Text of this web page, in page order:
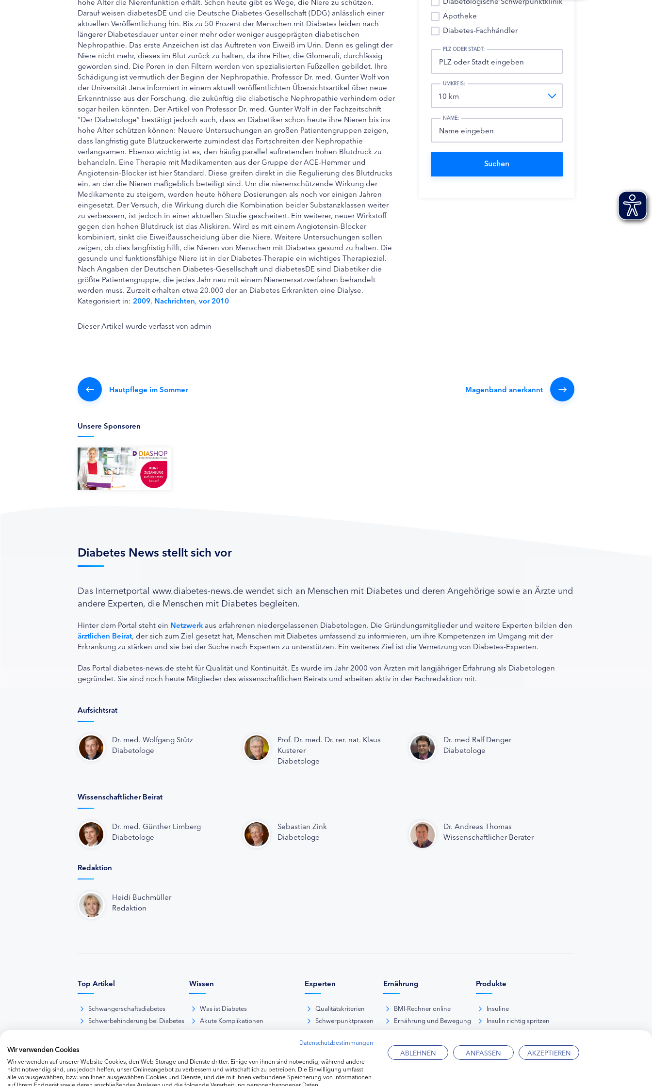
Darauf weisen diabetesDE und die Deutsche Diabetes-Gesellschaft (DDG) anlässlich einer
aktuellen Veröffentlichung hin. Bis zu 50 Prozent der Menschen mit Diabetes leiden nach
längerer Diabetesdauer unter einer mehr oder weniger ausgeprägten diabetischen
Nephropathie. Das erste Anzeichen ist das Auftreten von Eiweiß im Urin. Denn es gelingt der
Niere nicht mehr, dieses im Blut zurück zu halten, da ihre Filter, die Glomeruli, durchlässig
geworden sind. Die Poren in den Filtern werden von spezialisierten Fußzellen gebildet. Ihre
Schädigung ist vermutlich der Beginn der Nephropathie. Professor Dr. med. Gunter Wolf von
der Universität Jena informiert in einem aktuell veröffentlichten Übersichtsartikel über neue
Erkenntnisse aus der Forschung, die zukünftig die diabetische Nephropathie verhindern oder
sogar heilen könnten. Der Artikel von Professor Dr. med. Gunter Wolf in der Fachzeitschrift
“Der Diabetologe” bestätigt jedoch auch, dass an Diabetiker schon heute ihre Nieren bis ins
hohe Alter schützen können: Neuere Untersuchungen an großen Patientengruppen zeigen,
dass langfristig gute Blutzuckerwerte zumindest das Fortschreiten der Nephropathie
verlangsamen. Ebenso wichtig ist es, den häufig parallel auftretenden hohen Blutdruck zu
behandeln. Eine Therapie mit Medikamenten aus der Gruppe der ACE-Hemmer und
Angiotensin-Blocker ist hier Standard. Diese greifen direkt in die Regulierung des Blutdrucks
ein, an der die Nieren maßgeblich beteiligt sind. Um die nierenschützende Wirkung der
Medikamente zu steigern, werden heute höhere Dosierungen als noch vor einigen Jahren
eingesetzt. Der Versuch, die Wirkung durch die Kombination beider Substanzklassen weiter
zu verbessern, ist jedoch in einer aktuellen Studie gescheitert. Ein weiterer, neuer Wirkstoff
gegen den hohen Blutdruck ist das Aliskiren. Wird es mit einem Angiotensin-Blocker
kombiniert, sinkt die Eiweißausscheidung über die Niere. Weitere Untersuchungen sollen
zeigen, ob dies langfristig hilft, die Nieren von Menschen mit Diabetes gesund zu halten. Die
gesunde und funktionsfähige Niere ist in der Diabetes-Therapie ein wichtiges Therapieziel.
Nach Angaben der Deutschen Diabetes-Gesellschaft und diabetesDE sind Diabetiker die
größte Patientengruppe, die jedes Jahr neu mit einem Nierenersatzverfahren behandelt
werden muss. Zurzeit erhalten etwa 20.000 der an Diabetes Erkrankten eine Dialyse.
Kategorisiert in: 2009, Nachrichten, vor 2010
Dieser Artikel wurde verfasst von admin
Hautpflege im Sommer Magenband anerkannt
Apotheke
Diabetes-Fachhändler
PLZ ODER STADT:
UMKREIS:
NAME:
Unsere Sponsoren
Diabetes News stellt sich vor
Das Internetportal www.diabetes-news.de wendet sich an Menschen mit Diabetes und deren Angehörige sowie an Ärzte und
andere Experten, die Menschen mit Diabetes begleiten.
Hinter dem Portal steht ein Netzwerk aus erfahrenen niedergelassenen Diabetologen. Die Gründungsmitglieder und weitere Experten bilden den
ärztlichen Beirat, der sich zum Ziel gesetzt hat, Menschen mit Diabetes umfassend zu informieren, um ihre Kompetenzen im Umgang mit der
Erkrankung zu stärken und sie bei der Suche nach Experten zu unterstützen. Ein weiteres Ziel ist die Vernetzung von Diabetes-Experten.
Das Portal diabetes-news.de steht für Qualität und Kontinuität. Es wurde im Jahr 2000 von Ärzten mit langjähriger Erfahrung als Diabetologen
gegründet. Sie sind noch heute Mitglieder des wissenschaftlichen Beirats und arbeiten aktiv in der Fachredaktion mit.
Aufsichtsrat
Dr. med. Wolfgang Stütz
Diabetologe
Prof. Dr. med. Dr. rer. nat. Klaus
Kusterer
Diabetologe
Dr. med Ralf Denger
Diabetologe
Wissenschaftlicher Beirat
Dr. med. Günther Limberg
Diabetologe
Sebastian Zink
Diabetologe
Dr. Andreas Thomas
Wissenschaftlicher Berater
Redaktion
Heidi Buchmüller
Redaktion
Top Artikel
Schwangerschaftsdiabetes
Schwerbehinderung bei Diabetes
Wissen
Was ist Diabetes
Akute Komplikationen
Therapie Typ-2-Diabetes
Weitere hormonelle Erkrankungen
Experten
Qualitätskriterien
Schwerpunktpraxen
Kliniken
Diabetes-Fachhändler
Ernährung
BMI-Rechner online
Ernährung und Bewegung
Lebensmittelkunde
Produkte
Insuline
Insulin richtig spritzen
Datenschutzbestimmungen
Wir verwenden Cookies
Wir verwenden auf unserer Website Cookies, den Web Storage und Dienste dritter. Einige von ihnen sind notwendig, während andere
nicht notwendig sind, uns jedoch helfen, unser Onlineangebot zu verbessern und wirtschaftlich zu betreiben. Die Einwilligung umfasst
alle vorausgewählten, bzw. von Ihnen ausgewählten Cookies und Dienste, und die mit Ihnen verbundene Speicherung von Informationen
auf Ihrem Endgerät sowie deren anschließendes Auslesen und die folgende Verarbeitung personenbezogener Daten.
ABLEHNEN ANPASSEN AKZEPTIEREN